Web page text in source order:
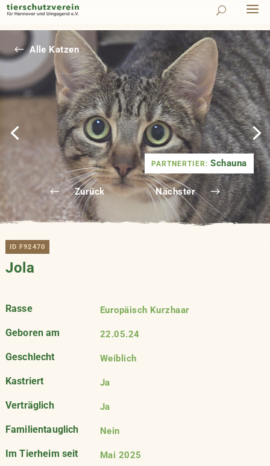
Zurück Nächster
# Alle Katzen
PARTNERTIER: Schauna
ID F92470
Jola
Rasse Europäisch Kurzhaar
Geboren am 22.05.24
Geschlecht Weiblich
Kastriert Ja
Verträglich Ja
Familientauglich Nein
Im Tierheim seit Mai 2025